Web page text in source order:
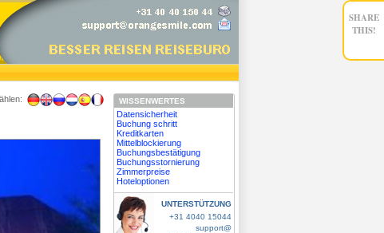
WISSENWERTES
Datensicherheit
Buchung schritt
Kreditkarten
Mittelblockierung
Buchungsbestätigung
Buchungsstornierung
Zimmerpreise
Hoteloptionen
UNTERSTÜTZUNG
+31 4040 15044
support@
SHARE
THIS!